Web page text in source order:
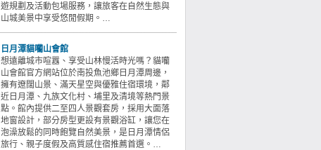
遊規劃及活動包場服務，讓旅客在自然生態與
山城美景中享受悠閒假期。…
日月潭貓囒山會館
想遠離城市喧囂、享受山林慢活時光嗎？貓囒
山會館官方網站位於南投魚池鄉日月潭周邊，
擁有遼闊山景、滿天星空與優雅住宿環境，鄰
近日月潭、九族文化村、埔里及清境等熱門景
點。館內提供二至四人景觀套房，採用大面落
地窗設計，部分房型更設有景觀浴缸，讓您在
泡澡放鬆的同時飽覽自然美景，是日月潭情侶
旅行、親子度假及高質感住宿推薦首選。…